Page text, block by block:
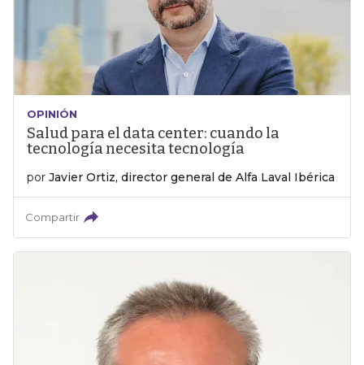
OPINIÓN
Salud para el data center: cuando la
tecnología necesita tecnología
por Javier Ortiz, director general de Alfa Laval Ibérica
Compartir